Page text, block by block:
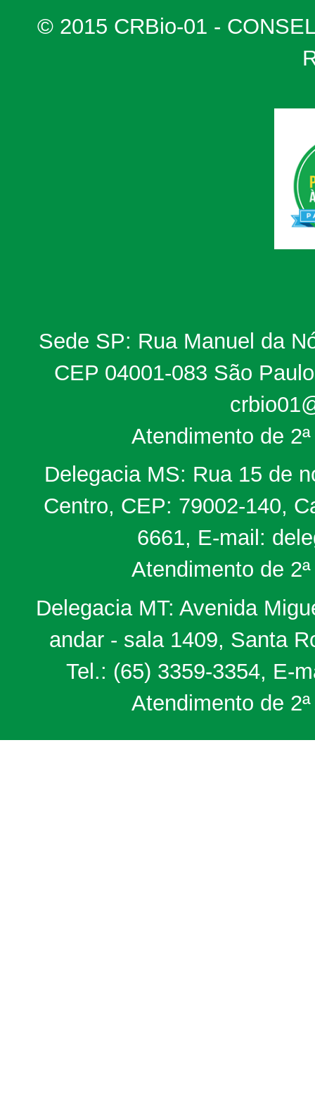
© 2015 CRBio-01 -
Sede SP: Rua Manuel da
CEP 04001-083 São
Atendimento de
Delegacia MS: Rua 15 de
Centro, CEP: 79002-140,
6661, E-mail:
Atendimento de
Delegacia MT: Avenida
andar - sala 1409, Santa
Tel.: (65) 3359-3354, E-
Atendimento de